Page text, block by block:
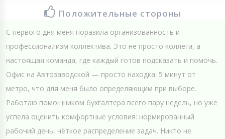
Положительные стороны
С первого дня меня поразила организованность и
профессионализм коллектива. Это не просто коллеги, а
настоящая команда, где каждый готов подсказать и помочь.
Офис на Автозаводской — просто находка: 5 минут от
метро, что для меня было определяющим при выборе.
Работаю помощником бухгалтера всего пару недель, но уже
успела оценить комфортные условия: нормированный
рабочий день, чёткое распределение задач. Никто не